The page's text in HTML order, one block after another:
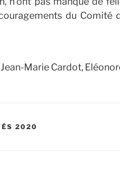
du Comité
Jean-Marie Cardot,
2020